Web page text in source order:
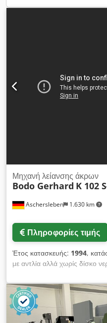
Aschersleben 1.630 km
Μηχανή λείανσης άκρων
Bodo Gerhard K 102
Πληροφορίες τιμής
Έτος κατασκευής: 1994,
με αντλία αλλά χωρίς δίσκο
= 1050 mm, H = 2200 mm,
Crodpfxslp H D Ee Ap Ief